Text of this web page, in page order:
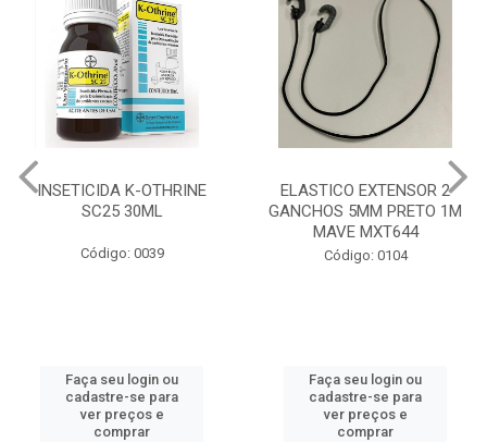
INSETICIDA K-OTHRINE
SC25 30ML
Código: 0039
Faça seu login ou
cadastre-se para
ver preços e
comprar
ELASTICO EXTENSOR 2
GANCHOS 5MM PRETO 1M
MAVE MXT644
Código: 0104
Faça seu login ou
cadastre-se para
ver preços e
comprar